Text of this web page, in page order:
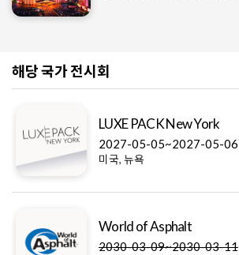
해당 국가 전시회
LUXE PACK New York
2027-05-05~2027-05-06
미국, 뉴욕
World of Asphalt
2030-03-09~2030-03-11